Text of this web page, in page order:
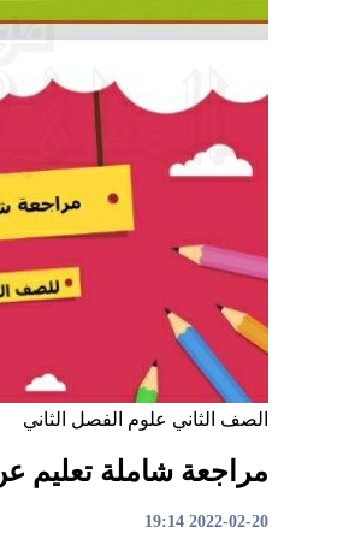
الصف الثاني علوم الفصل الثاني
مراجعة شاملة تعليم
2022-02-20 19:14